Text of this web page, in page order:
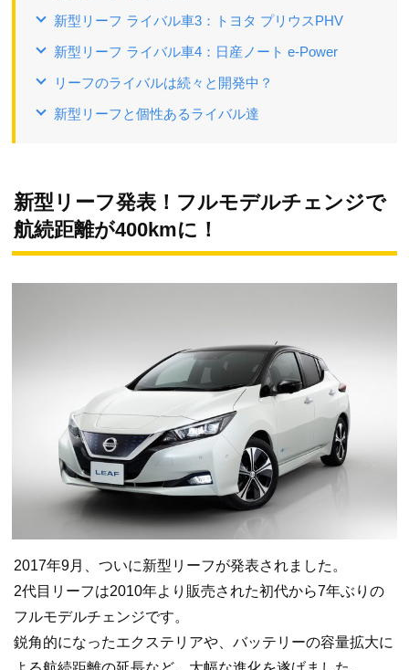
新型リーフ ライバル車3：トヨタ プリウスPHV
新型リーフ ライバル車4：日産ノート e-Power
リーフのライバルは続々と開発中？
新型リーフと個性あるライバル達
新型リーフ発表！フルモデルチェンジで
航続距離が400kmに！
2017年9月、ついに新型リーフが発表されました。
2代目リーフは2010年より販売された初代から7年ぶりの
フルモデルチェンジです。
鋭角的になったエクステリアや、バッテリーの容量拡大に